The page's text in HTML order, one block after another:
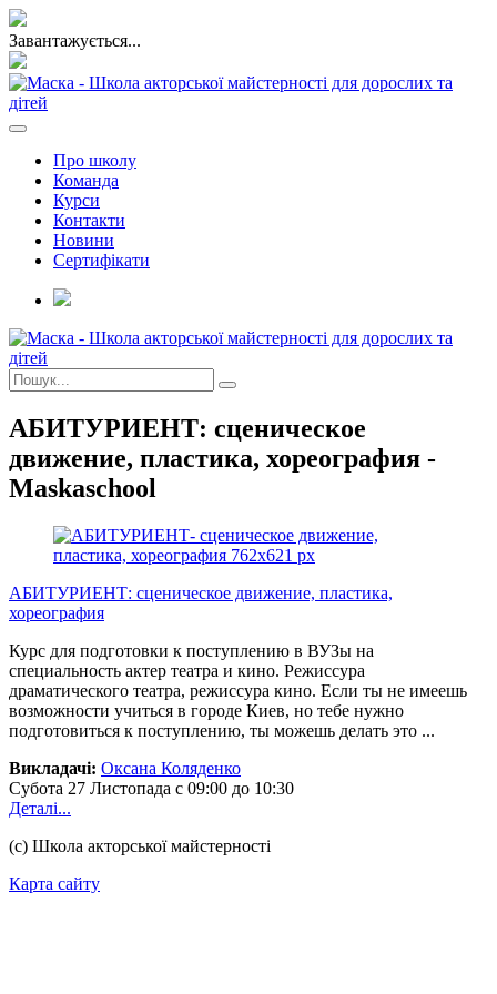
Завантажується...
Про школу
Команда
Курси
Контакти
Новини
Сертифікати
АБИТУРИЕНТ: сценическое
движение, пластика, хореография -
Maskaschool
АБИТУРИЕНТ: сценическое движение, пластика,
хореография
Курс для подготовки к поступлению в ВУЗы на
специальность актер театра и кино. Режиссура
драматического театра, режиссура кино. Если ты не имеешь
возможности учиться в городе Киев, но тебе нужно
подготовиться к поступлению, ты можешь делать это ...
Викладачі: Оксана Коляденко
Субота 27 Листопада с 09:00 до 10:30
Деталі...
(с) Школа акторської майстерності
Карта сайту